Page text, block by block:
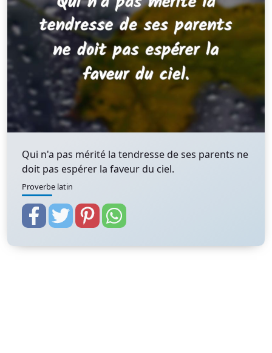
Qui n'a pas mérité la tendresse de ses parents ne
doit pas espérer la faveur du ciel.
Proverbe latin